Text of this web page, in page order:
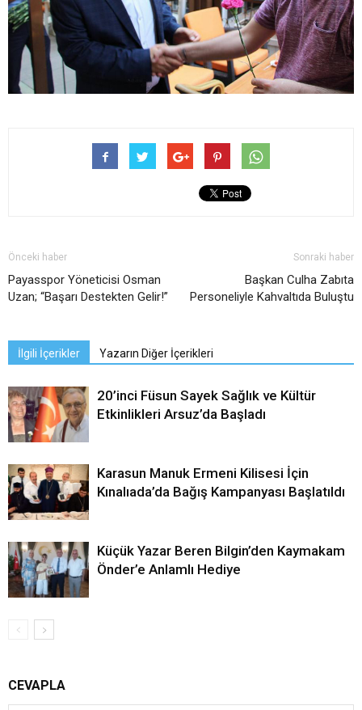
Önceki haber
Payasspor Yöneticisi Osman
Uzan; “Başarı Destekten Gelir!”
Sonraki haber
Başkan Culha Zabıta
Personeliyle Kahvaltıda Buluştu
İlgili İçerikler Yazarın Diğer İçerikleri
20’inci Füsun Sayek Sağlık ve Kültür
Etkinlikleri Arsuz’da Başladı
Karasun Manuk Ermeni Kilisesi İçin
Kınalıada’da Bağış Kampanyası Başlatıldı
Küçük Yazar Beren Bilgin’den Kaymakam
Önder’e Anlamlı Hediye
CEVAPLA